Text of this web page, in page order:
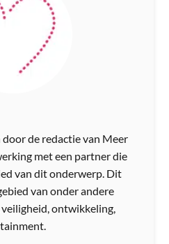
de redactie van Meer
met een partner die
van dit onderwerp. Dit
van onder andere
ontwikkeling,